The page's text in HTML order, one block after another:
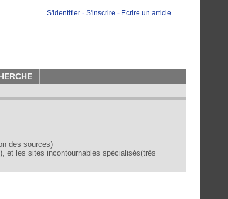
S'identifier - S'inscrire - Ecrire un article
des sources)
et les sites incontournables spécialisés(très